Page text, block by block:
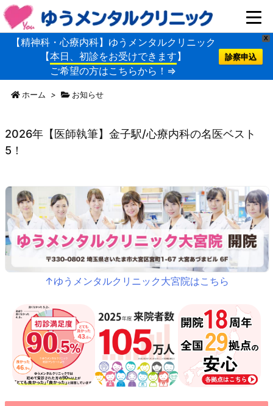
X
【精神科・心療内科】ゆうメンタルクリニック
【本日、初診をお受けできます】
ご希望の方はこちらから！⇒
診察申込
ホーム > お知らせ
2026年【医師執筆】金子駅/心療内科の名医ベスト
5！
↑ゆうメンタルクリニック大宮院はこちら